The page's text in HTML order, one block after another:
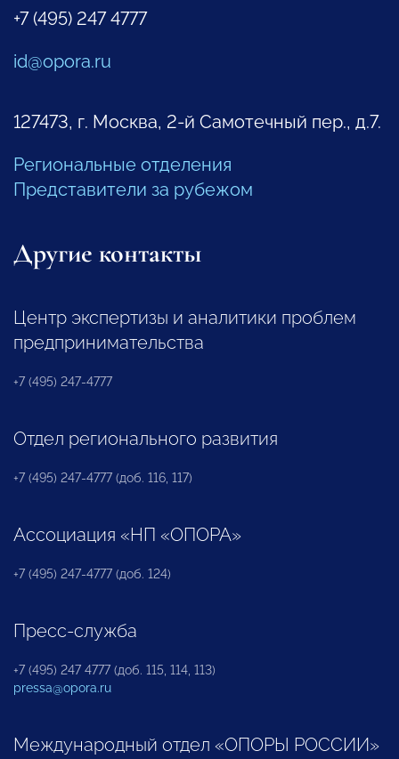
+7 (495) 247 4777
id@opora.ru
127473, г. Москва, 2-й Самотечный пер., д.7.
Региональные отделения
Представители за рубежом
Другие контакты
Центр экспертизы и аналитики проблем
предпринимательства
+7 (495) 247-4777
Отдел регионального развития
+7 (495) 247-4777 (доб. 116, 117)
Ассоциация «НП «ОПОРА»
+7 (495) 247-4777 (доб. 124)
Пресс-служба
+7 (495) 247 4777 (доб. 115, 114, 113)
pressa@opora.ru
Международный отдел «ОПОРЫ РОССИИ»